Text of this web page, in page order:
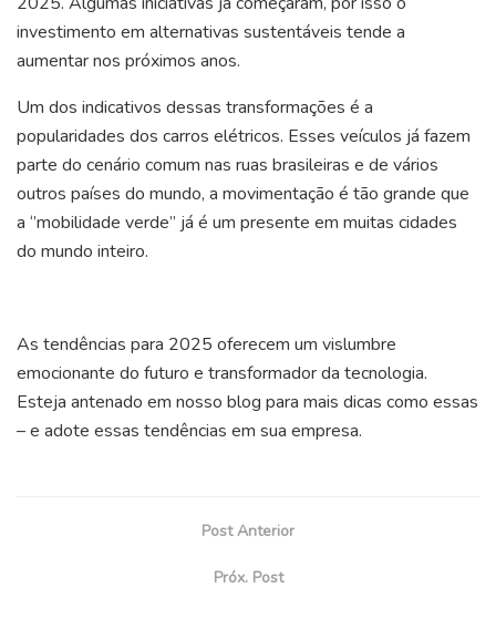
investimento em alternativas sustentáveis tende a
aumentar nos próximos anos.
Um dos indicativos dessas transformações é a
popularidades dos carros elétricos. Esses veículos já fazem
parte do cenário comum nas ruas brasileiras e de vários
outros países do mundo, a movimentação é tão grande que
a ‘’mobilidade verde’’ já é um presente em muitas cidades
do mundo inteiro.
As tendências para 2025 oferecem um vislumbre
emocionante do futuro e transformador da tecnologia.
Esteja antenado em nosso blog para mais dicas como essas
– e adote essas tendências em sua empresa.
Post Anterior
Próx. Post